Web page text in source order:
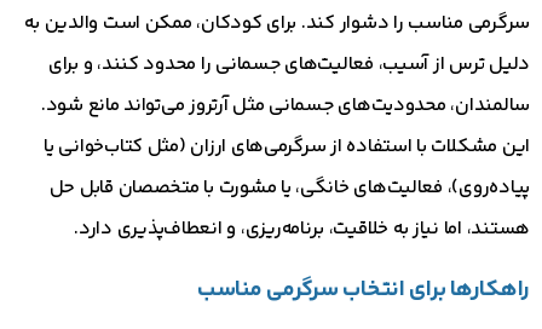
سرگرمی مناسب را دشوار کند. برای کودکان، ممکن است والدین به
دلیل ترس از آسیب، فعالیت‌های جسمانی را محدود کنند، و برای
سالمندان، محدودیت‌های جسمانی مثل آرتروز می‌تواند مانع شود.
این مشکلات با استفاده از سرگرمی‌های ارزان (مثل کتاب‌خوانی یا
پیاده‌روی)، فعالیت‌های خانگی، یا مشورت با متخصصان قابل حل
هستند، اما نیاز به خلاقیت، برنامه‌ریزی، و انعطاف‌پذیری دارد.
راهکارها برای انتخاب سرگرمی مناسب